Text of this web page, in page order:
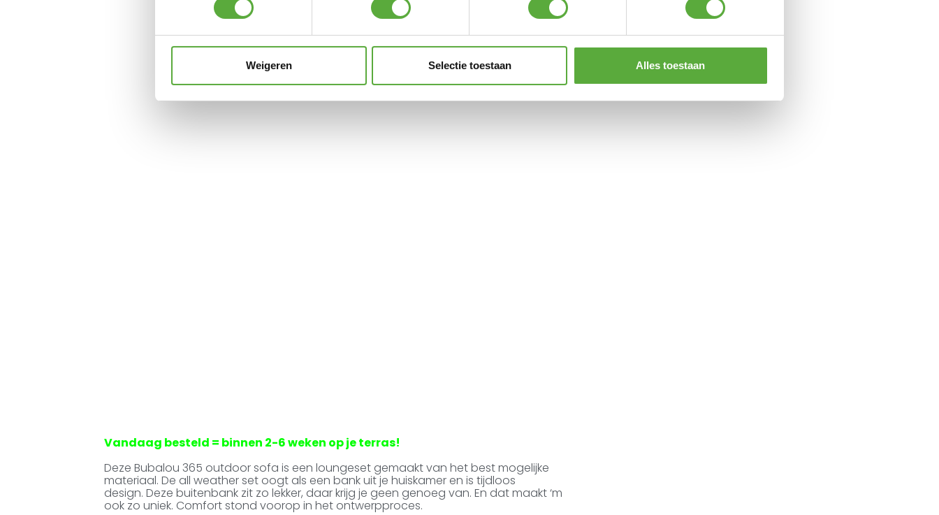
Weigeren Selectie toestaan Alles toestaan
Vandaag besteld = binnen 2-6 weken op je terras!
Deze Bubalou 365 outdoor sofa is een loungeset gemaakt van het best mogelijke
materiaal. De all weather set oogt als een bank uit je huiskamer en is tijdloos
design. Deze buitenbank zit zo lekker, daar krijg je geen genoeg van. En dat maakt ‘m
ook zo uniek. Comfort stond voorop in het ontwerpproces.